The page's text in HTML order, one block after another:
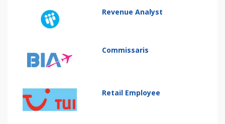
Revenue Analyst
Commissaris
Retail Employee